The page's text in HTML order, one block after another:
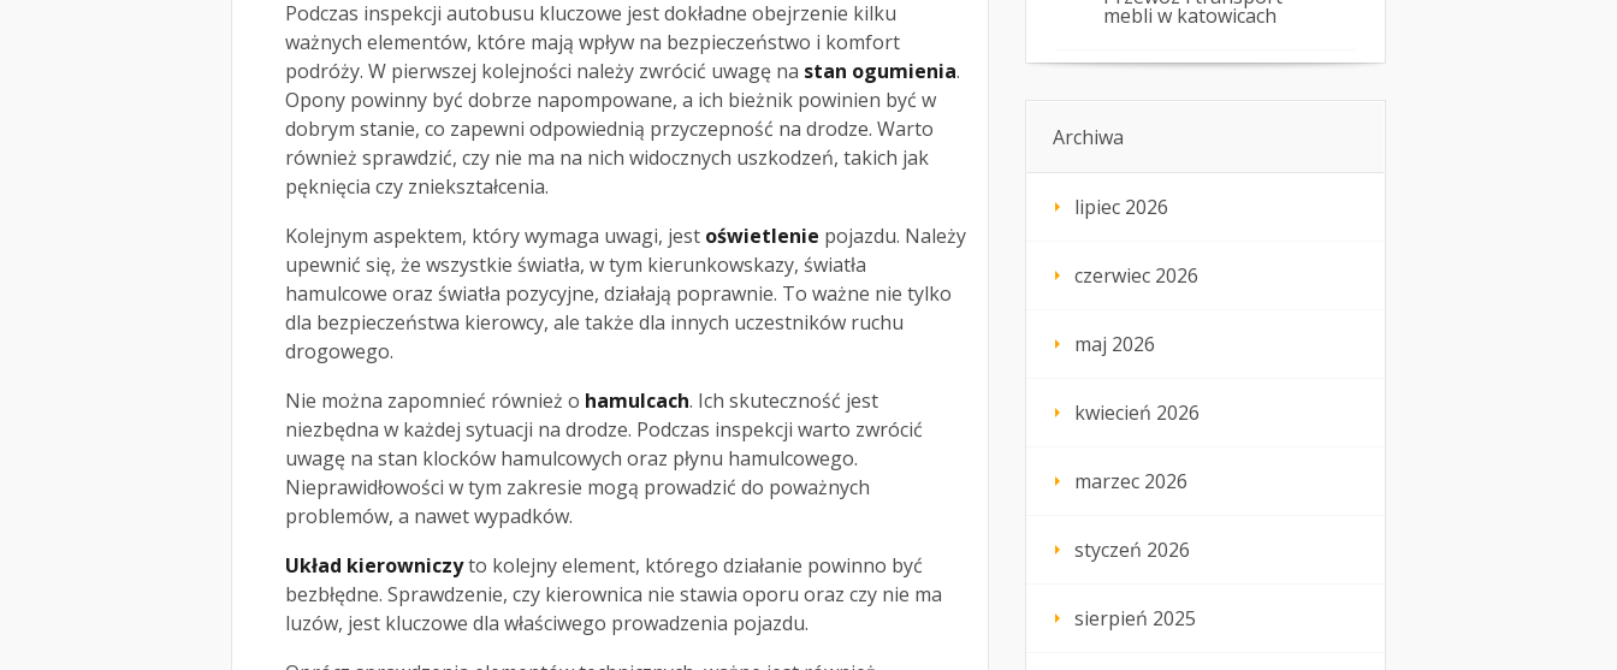
Podczas inspekcji autobusu kluczowe jest dokładne obejrzenie kilku
ważnych elementów, które mają wpływ na bezpieczeństwo i komfort
podróży. W pierwszej kolejności należy zwrócić uwagę na stan ogumienia.
Opony powinny być dobrze napompowane, a ich bieżnik powinien być w
dobrym stanie, co zapewni odpowiednią przyczepność na drodze. Warto
również sprawdzić, czy nie ma na nich widocznych uszkodzeń, takich jak
pęknięcia czy zniekształcenia.
Kolejnym aspektem, który wymaga uwagi, jest oświetlenie pojazdu. Należy
upewnić się, że wszystkie światła, w tym kierunkowskazy, światła
hamulcowe oraz światła pozycyjne, działają poprawnie. To ważne nie tylko
dla bezpieczeństwa kierowcy, ale także dla innych uczestników ruchu
drogowego.
Nie można zapomnieć również o hamulcach. Ich skuteczność jest
niezbędna w każdej sytuacji na drodze. Podczas inspekcji warto zwrócić
uwagę na stan klocków hamulcowych oraz płynu hamulcowego.
Nieprawidłowości w tym zakresie mogą prowadzić do poważnych
problemów, a nawet wypadków.
Układ kierowniczyto kolejny element, którego działanie powinno być
bezbłędne. Sprawdzenie, czy kierownica nie stawia oporu oraz czy nie ma
luzów, jest kluczowe dla właściwego prowadzenia pojazdu.
mebli w katowicach
Archiwa
lipiec 2026
czerwiec 2026
maj 2026
kwiecień 2026
marzec 2026
styczeń 2026
sierpień 2025